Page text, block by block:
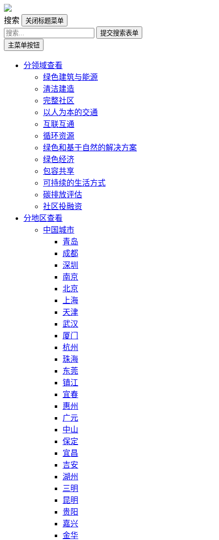
搜索
关闭标题菜单
提交搜索表单
主菜单按钮
分领域查看
绿色建筑与能源
清洁建造
完整社区
以人为本的交通
互联互通
循环资源
绿色和基于自然的解决方案
绿色经济
包容共享
可持续的生活方式
碳排放评估
社区投融资
分地区查看
中国城市
青岛
成都
深圳
南京
北京
上海
天津
武汉
厦门
杭州
珠海
东莞
镇江
宜春
惠州
广元
中山
保定
宜昌
吉安
湖州
三明
昆明
贵阳
嘉兴
金华